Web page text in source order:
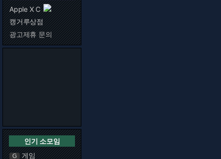
Apple X C
캥거루상점
광고제휴 문의
인기 소모임
G 게임